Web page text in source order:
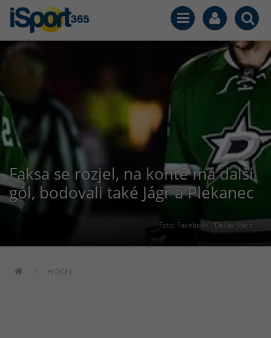
Foto: Facebook - Dallas Stars
Faksa se rozjel, na kontě má další
gól, bodovali také Jágr a Plekanec
HOKEJ